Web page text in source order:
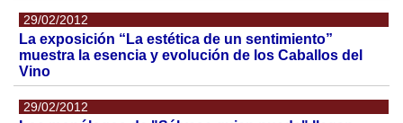
29/02/2012
La exposición “La estética de un sentimiento”
muestra la esencia y evolución de los Caballos del
Vino
29/02/2012